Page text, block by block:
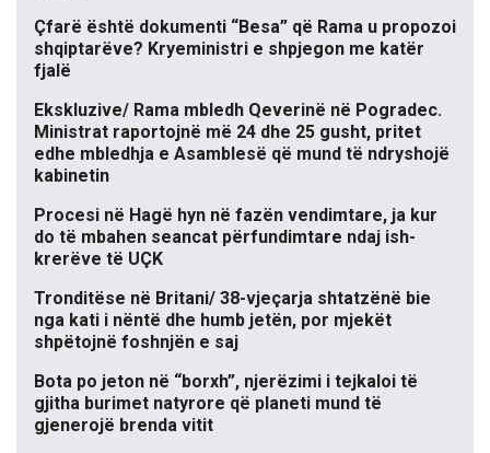
Çfarë është dokumenti “Besa” që Rama u propozoi
shqiptarëve? Kryeministri e shpjegon me katër
fjalë
Ekskluzive/ Rama mbledh Qeverinë në Pogradec.
Ministrat raportojnë më 24 dhe 25 gusht, pritet
edhe mbledhja e Asamblesë që mund të ndryshojë
kabinetin
Procesi në Hagë hyn në fazën vendimtare, ja kur
do të mbahen seancat përfundimtare ndaj ish-
krerëve të UÇK
Tronditëse në Britani/ 38-vjeçarja shtatzënë bie
nga kati i nëntë dhe humb jetën, por mjekët
shpëtojnë foshnjën e saj
Bota po jeton në “borxh”, njerëzimi i tejkaloi të
gjitha burimet natyrore që planeti mund të
gjenerojë brenda vitit